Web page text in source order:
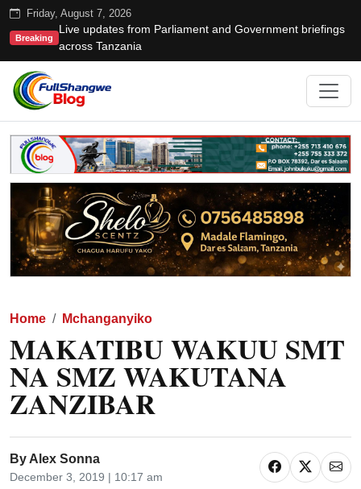
Friday, August 7, 2026
Breaking
Live updates from Parliament and Government briefings
across Tanzania
Home Mchanganyiko
MAKATIBU WAKUU SMT
NA SMZ WAKUTANA
ZANZIBAR
By Alex Sonna
December 3, 2019 | 10:17 am